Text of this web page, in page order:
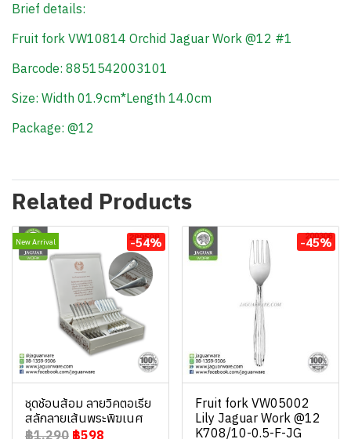
Brief details:
Fruit fork VW10814 Orchid Jaguar Work @12 #1
Barcode: 8851542003101
Size: Width 01.9cm*Length 14.0cm
Package: @12
Related Products
New Arrival -54%
ชุดช้อนส้อม ลายวิคตอเรีย
สลักลายเส้นพระพิฆเนศ
฿1,290 ฿598
-45%
Fruit fork VW05002
Lily Jaguar Work @12
K708/10-0.5-F-JG